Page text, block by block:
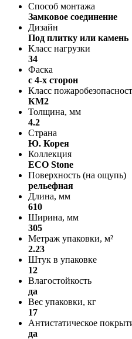
Способ монтажа
Замковое соединение
Дизайн
Под плитку или камень
Класс нагрузки
34
Фаска
с 4-х сторон
Класс
КМ2
Толщина, мм
4.2
Страна
Ю. Корея
Коллекция
ECO Stone
Поверхность (на ощупь)
рельефная
Длина, мм
610
Ширина, мм
305
Метраж упаковки, м²
2.23
Штук в упаковке
12
Влагостойкость
да
Вес упаковки, кг
17
Антистатическое
да